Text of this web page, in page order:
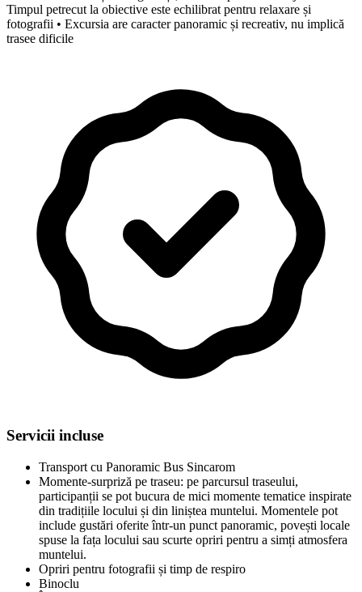
Timpul petrecut la obiective este echilibrat pentru relaxare și
fotografii • Excursia are caracter panoramic și recreativ, nu implică
trasee dificile
Servicii incluse
Transport cu Panoramic Bus Sincarom
Momente-surpriză pe traseu: pe parcursul traseului,
participanții se pot bucura de mici momente tematice inspirate
din tradițiile locului și din liniștea muntelui. Momentele pot
include gustări oferite într-un punct panoramic, povești locale
spuse la fața locului sau scurte opriri pentru a simți atmosfera
muntelui.
Opriri pentru fotografii și timp de respiro
Binoclu